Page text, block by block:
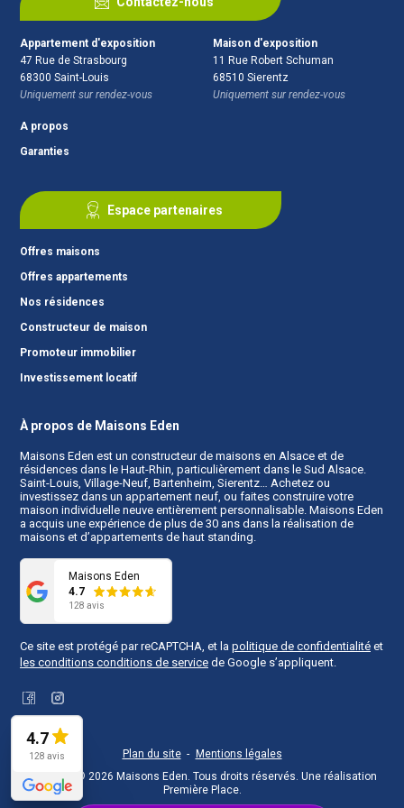
Appartement d'exposition
47 Rue de Strasbourg
68300 Saint-Louis
Uniquement sur rendez-vous
Maison d'exposition
11 Rue Robert Schuman
68510 Sierentz
Uniquement sur rendez-vous
A propos
Garanties
Espace partenaires
Offres maisons
Offres appartements
Nos résidences
Constructeur de maison
Promoteur immobilier
Investissement locatif
À propos de Maisons Eden
Maisons Eden est un constructeur de maisons en Alsace et de
résidences dans le Haut-Rhin, particulièrement dans le Sud Alsace.
Saint-Louis, Village-Neuf, Bartenheim, Sierentz… Achetez ou
investissez dans un appartement neuf, ou faites construire votre
maison individuelle neuve entièrement personnalisable. Maisons Eden
a acquis une expérience de plus de 30 ans dans la réalisation de
maisons et d’appartements de haut standing.
Maisons Eden
4.7
128 avis
Ce site est protégé par reCAPTCHA, et la politique de confidentialité et
les conditions conditions de service de Google s’appliquent.
FacebookInstagram
Plan du site
Mentions légales
Copyright © 2026 Maisons Eden. Tous droits réservés. Une réalisation
Première Place.
4.7
128 avis